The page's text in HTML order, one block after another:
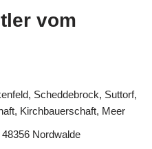
vom
Scheddebrock, Suttorf,
Kirchbauerschaft, Meer
Nordwalde